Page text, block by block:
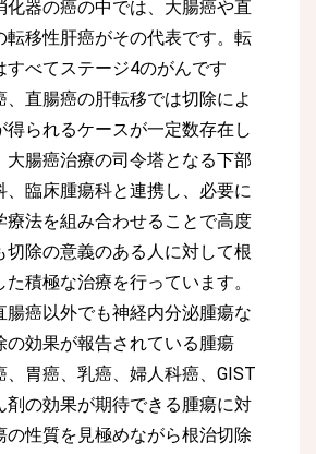
化器の癌の中では、大腸癌や直
転移性肝癌がその代表です。転
すべてステージ4のがんです
、直腸癌の肝転移では切除によ
得られるケースが一定数存在し
大腸癌治療の司令塔となる下部
、臨床腫瘍科と連携し、必要に
療法を組み合わせることで高度
切除の意義のある人に対して根
積極な治療を行っています。
腸癌以外でも神経内分泌腫瘍な
の効果が報告されている腫瘍
、胃癌、乳癌、婦人科癌、GIST
剤の効果が期待できる腫瘍に対
の性質を見極めながら根治切除